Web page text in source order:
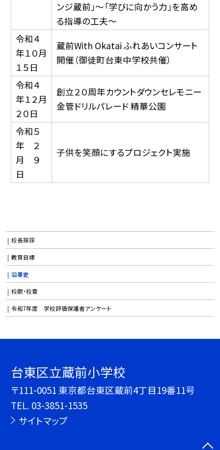
ンジ蔵前」〜「学びに向かう力」を高め
る指導の工夫〜
令和４
年１０月
１５日
蔵前With Okatai ふれあいコンサート
開催（御徒町台東中学校共催）
令和４
年１２月
２０日
創立２０周年カウントダウンセレモニー
金管ドリルパレード 精華公園
令和５
年 ２
月 ９
日
子供を笑顔にするプロジェクト実施
校長挨拶
教育目標
沿革史
校歌・校章
令和7年度 学校評価保護者アンケート
台東区立蔵前小学校
〒111-0051 東京都台東区蔵前4丁目19番11号
TEL. 03-3851-1535
サイトマップ